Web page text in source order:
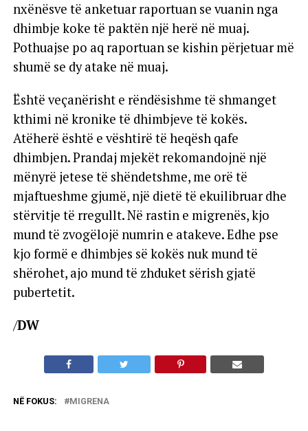
nxënësve të anketuar raportuan se vuanin nga
dhimbje koke të paktën një herë në muaj.
Pothuajse po aq raportuan se kishin përjetuar më
shumë se dy atake në muaj.
Është veçanërisht e rëndësishme të shmanget
kthimi në kronike të dhimbjeve të kokës.
Atëherë është e vështirë të heqësh qafe
dhimbjen. Prandaj mjekët rekomandojnë një
mënyrë jetese të shëndetshme, me orë të
mjaftueshme gjumë, një dietë të ekuilibruar dhe
stërvitje të rregullt. Në rastin e migrenës, kjo
mund të zvogëlojë numrin e atakeve. Edhe pse
kjo formë e dhimbjes së kokës nuk mund të
shërohet, ajo mund të zhduket sërish gjatë
pubertetit.
/DW
NË FOKUS: MIGRENA